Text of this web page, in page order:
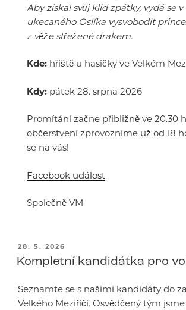
Aby získal svůj klid zpátky, vydá se
ukecaného Oslíka vysvobodit
z věže střežené drakem.
Kde: hřiště u hasičky ve Velkém
Kdy: pátek 28. srpna 2026
Promítání začne přibližně ve 20.30
občerstvení zprovozníme už od 18
se na vás!
Facebook událost
Společně VM
PUBLIKOVÁNO
28. 5. 2026
Kompletní kandidátka pro
Seznamte se s našimi kandidáty do
Velkého Meziříčí. Osvědčený tým